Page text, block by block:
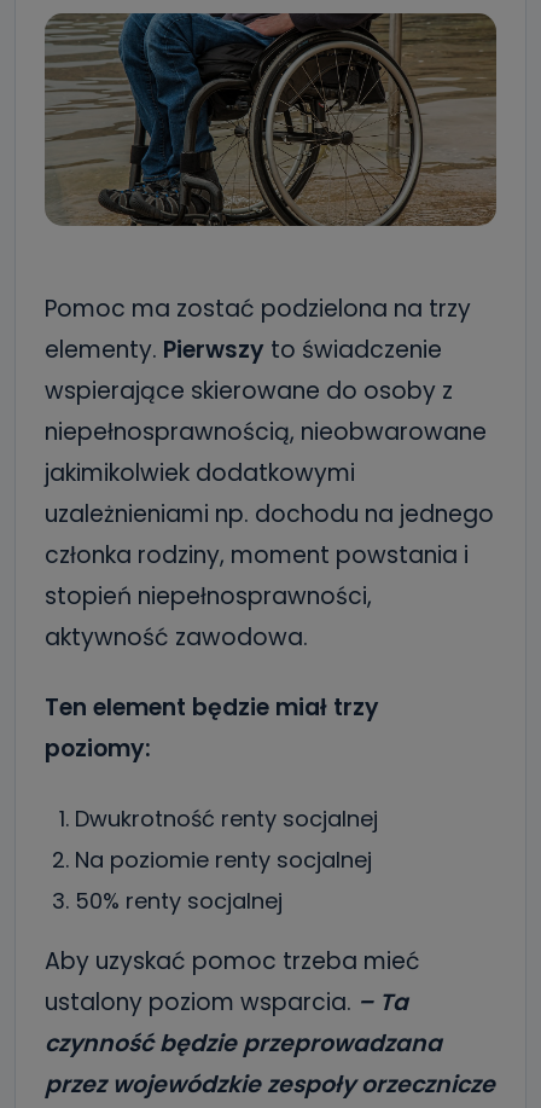
Pomoc ma zostać podzielona na trzy
elementy. Pierwszy to świadczenie
wspierające skierowane do osoby z
niepełnosprawnością, nieobwarowane
jakimikolwiek dodatkowymi
uzależnieniami np. dochodu na jednego
członka rodziny, moment powstania i
stopień niepełnosprawności,
aktywność zawodowa.
Ten element będzie miał trzy
poziomy:
Dwukrotność renty socjalnej
Na poziomie renty socjalnej
50% renty socjalnej
Aby uzyskać pomoc trzeba mieć
ustalony poziom wsparcia. – Ta
czynność będzie przeprowadzana
przez wojewódzkie zespoły orzecznicze